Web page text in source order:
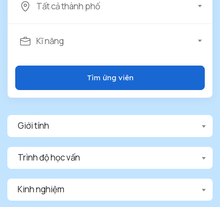
Tất cả thành phố
Kĩ năng
Tìm ứng viên
Giới tính
Trình độ học vấn
Kinh nghiệm